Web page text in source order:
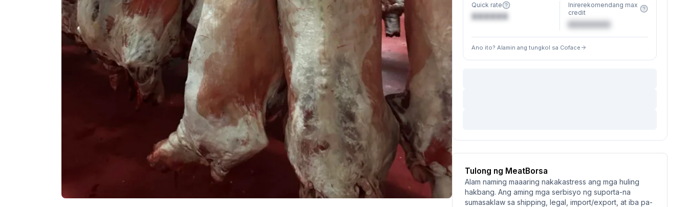
Quick rate
XXXXXX
Inirerekomendang max
credit
€XXXXXX
Ano ito? Alamin ang tungkol sa Coface
Tulong ng MeatBorsa
Alam naming maaaring nakakastress ang mga huling
hakbang. Ang aming mga serbisyo ng suporta-na
sumasaklaw sa shipping, legal, import/export, at iba pa-